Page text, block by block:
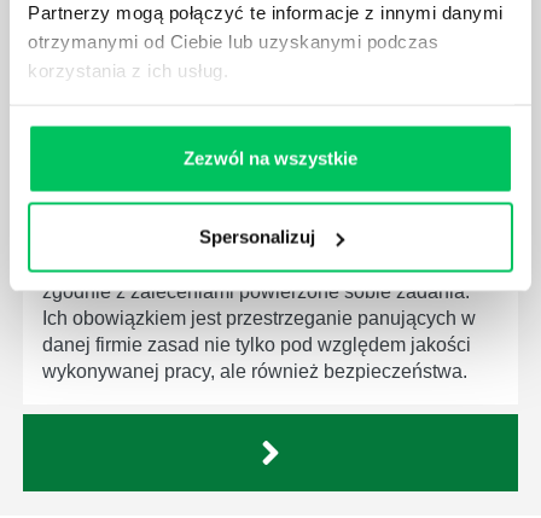
Partnerzy mogą połączyć te informacje z innymi danymi
otrzymanymi od Ciebie lub uzyskanymi podczas
korzystania z ich usług.
Zezwól na wszystkie
Spersonalizuj
produktów, które trafiają do klientów.
CZYM ZAJMUJE SIĘ AUDYTOR WEWNĘTRZNY
LABORATORIUM?
W każdym miejscu pracy osoby zatrudnione na
poszczególne stanowiska muszą wykonywać
zgodnie z zaleceniami powierzone sobie zadania.
Ich obowiązkiem jest przestrzeganie panujących w
danej firmie zasad nie tylko pod względem jakości
wykonywanej pracy, ale również bezpieczeństwa.